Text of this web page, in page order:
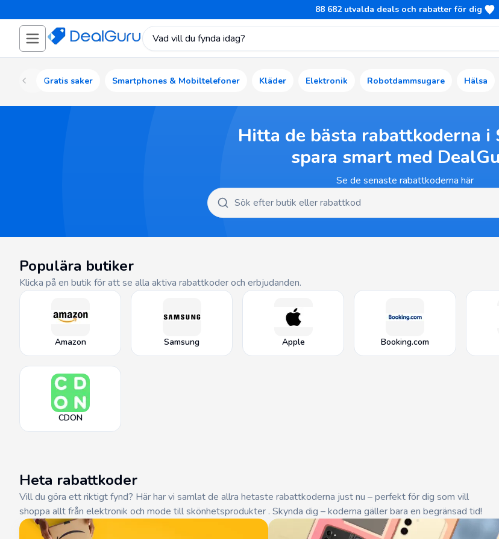
88 682 utvalda deals och rabatter för dig
Gratis saker Smartphones & Mobiltelefoner Kläder Elektronik Robotdammsugare Hälsa
Hitta de bästa rabattkoderna i
spara smart med
Se de senaste rabattkoderna här
Populära butiker
Klicka på en butik för att se alla aktiva rabattkoder och erbjudanden.
Amazon Samsung Apple Booking.com
CDON
Heta rabattkoder
Vill du göra ett riktigt fynd? Här har vi samlat de allra hetaste rabattkoderna just nu – perfekt för dig som vill
shoppa allt från elektronik och mode till skönhetsprodukter . Skynda dig – koderna gäller bara en begränsad tid!